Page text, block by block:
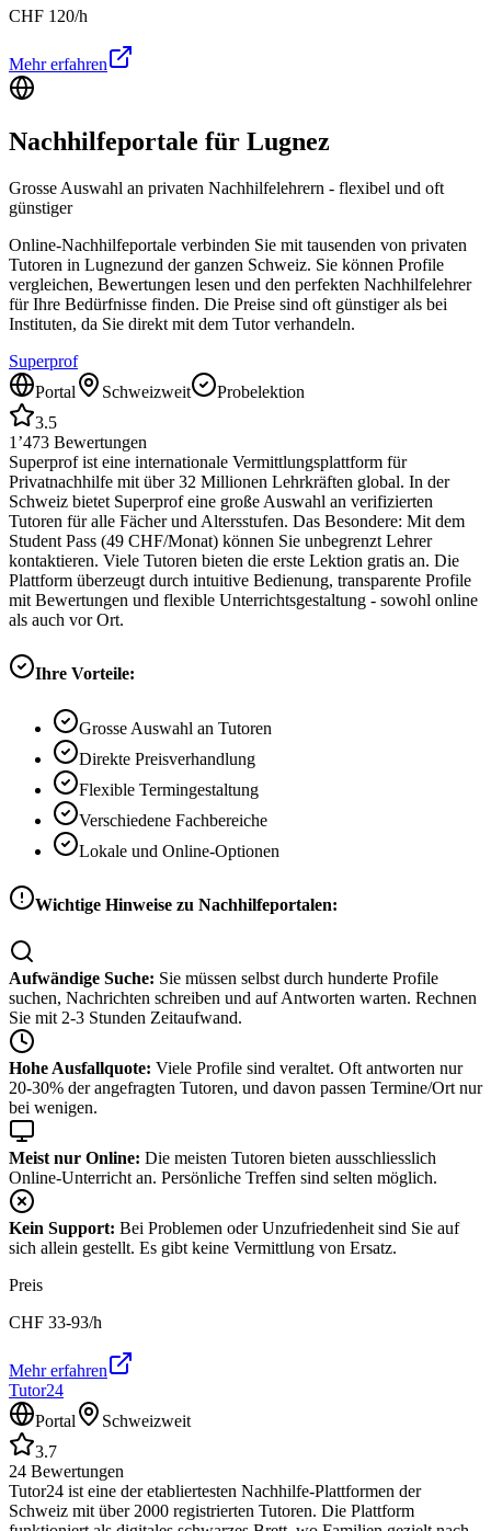
CHF 120/h
Mehr erfahren
Nachhilfeportale für Lugnez
Grosse Auswahl an privaten Nachhilfelehrern - flexibel und oft
günstiger
Online-Nachhilfeportale verbinden Sie mit tausenden von privaten
Tutoren in Lugnezund der ganzen Schweiz. Sie können Profile
vergleichen, Bewertungen lesen und den perfekten Nachhilfelehrer
für Ihre Bedürfnisse finden. Die Preise sind oft günstiger als bei
Instituten, da Sie direkt mit dem Tutor verhandeln.
Superprof
Portal
Schweizweit
Probelektion
3.5
1’473 Bewertungen
Superprof ist eine internationale Vermittlungsplattform für
Privatnachhilfe mit über 32 Millionen Lehrkräften global. In der
Schweiz bietet Superprof eine große Auswahl an verifizierten
Tutoren für alle Fächer und Altersstufen. Das Besondere: Mit dem
Student Pass (49 CHF/Monat) können Sie unbegrenzt Lehrer
kontaktieren. Viele Tutoren bieten die erste Lektion gratis an. Die
Plattform überzeugt durch intuitive Bedienung, transparente Profile
mit Bewertungen und flexible Unterrichtsgestaltung - sowohl online
als auch vor Ort.
Ihre Vorteile:
Grosse Auswahl an Tutoren
Direkte Preisverhandlung
Flexible Termingestaltung
Verschiedene Fachbereiche
Lokale und Online-Optionen
Wichtige Hinweise zu Nachhilfeportalen:
Aufwändige Suche: Sie müssen selbst durch hunderte Profile
suchen, Nachrichten schreiben und auf Antworten warten. Rechnen
Sie mit 2-3 Stunden Zeitaufwand.
Hohe Ausfallquote: Viele Profile sind veraltet. Oft antworten nur
20-30% der angefragten Tutoren, und davon passen Termine/Ort nur
bei wenigen.
Meist nur Online: Die meisten Tutoren bieten ausschliesslich
Online-Unterricht an. Persönliche Treffen sind selten möglich.
Kein Support: Bei Problemen oder Unzufriedenheit sind Sie auf
sich allein gestellt. Es gibt keine Vermittlung von Ersatz.
Preis
CHF 33-93/h
Mehr erfahren
Tutor24
Portal
Schweizweit
3.7
24 Bewertungen
Tutor24 ist eine der etabliertesten Nachhilfe-Plattformen der
Schweiz mit über 2000 registrierten Tutoren. Die Plattform